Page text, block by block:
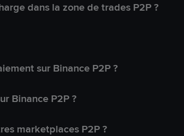
dans la zone de trades P2P ?
sur Binance P2P ?
Binance P2P ?
marketplaces P2P ?